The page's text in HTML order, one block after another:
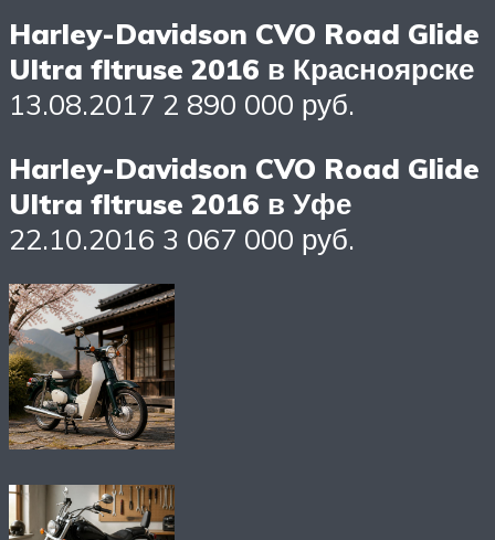
Harley-Davidson CVO Road Glide
Ultra fltruse 2016 в Красноярске
13.08.2017 2 890 000 руб.
Harley-Davidson CVO Road Glide
Ultra fltruse 2016 в Уфе
22.10.2016 3 067 000 руб.